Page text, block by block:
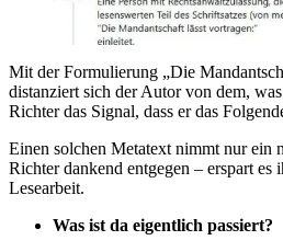
Mit der Formulierung „Die
distanziert sich der Autor von dem,
Richter das Signal, dass er das
Einen solchen Metatext nimmt nur ein
Richter dankend entgegen – erspart
Lesearbeit.
Was ist da eigentlich passiert?